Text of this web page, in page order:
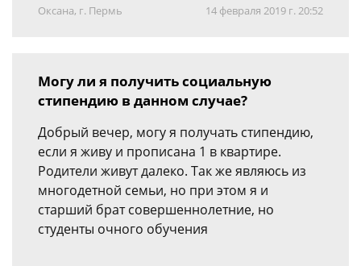
Оксана, г. Пермь 14 февраля 2019 г. 20:52
Могу ли я получить социальную
стипендию в данном случае?
Добрый вечер, могу я получать стипендию,
если я живу и прописана 1 в квартире.
Родители живут далеко. Так же являюсь из
многодетной семьи, но при этом я и
старший брат совершеннолетние, но
студенты очного обучения